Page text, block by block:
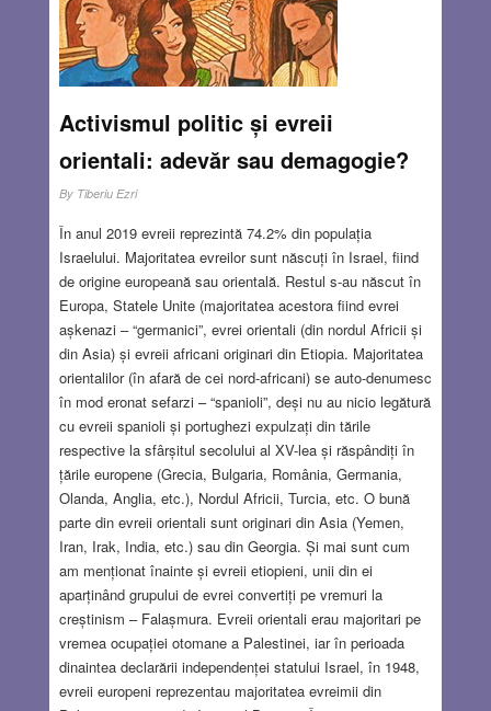
Activismul politic și evreii
orientali: adevăr sau demagogie?
By Tiberiu Ezri
În anul 2019 evreii reprezintă 74.2% din populația
Israelului. Majoritatea evreilor sunt născuți în Israel, fiind
de origine europeană sau orientală. Restul s-au născut în
Europa, Statele Unite (majoritatea acestora fiind evrei
așkenazi – “germanici”, evrei orientali (din nordul Africii și
din Asia) și evreii africani originari din Etiopia. Majoritatea
orientalilor (în afară de cei nord-africani) se auto-denumesc
în mod eronat sefarzi – “spanioli”, deși nu au nicio legătură
cu evreii spanioli și portughezi expulzați din tările
respective la sfârșitul secolului al XV-lea și răspândiți în
țările europene (Grecia, Bulgaria, România, Germania,
Olanda, Anglia, etc.), Nordul Africii, Turcia, etc. O bună
parte din evreii orientali sunt originari din Asia (Yemen,
Iran, Irak, India, etc.) sau din Georgia. Și mai sunt cum
am menționat înainte și evreii etiopieni, unii din ei
aparținând grupului de evrei convertiți pe vremuri la
creștinism – Falașmura. Evreii orientali erau majoritari pe
vremea ocupației otomane a Palestinei, iar în perioada
dinaintea declarării independenței statului Israel, în 1948,
evreii europeni reprezentau majoritatea evreimii din